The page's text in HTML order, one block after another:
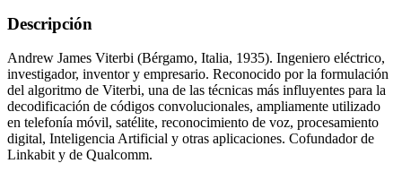
Descripción
Andrew James Viterbi (Bérgamo, Italia, 1935). Ingeniero eléctrico,
investigador, inventor y empresario. Reconocido por la formulación
del algoritmo de Viterbi, una de las técnicas más influyentes para la
decodificación de códigos convolucionales, ampliamente utilizado
en telefonía móvil, satélite, reconocimiento de voz, procesamiento
digital, Inteligencia Artificial y otras aplicaciones. Cofundador de
Linkabit y de Qualcomm.